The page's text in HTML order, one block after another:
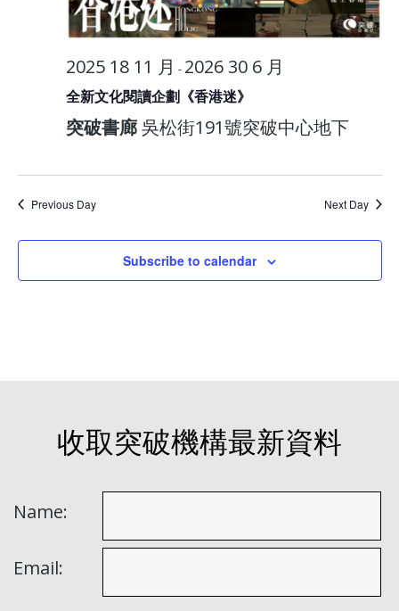
2025 18 11 月 - 2026 30 6 月
全新文化閱讀企劃《香港迷》
突破書廊吳松街191號突破中心地下
Previous Day Next Day
Subscribe to calendar
收取突破機構最新資料
Name:
Email: